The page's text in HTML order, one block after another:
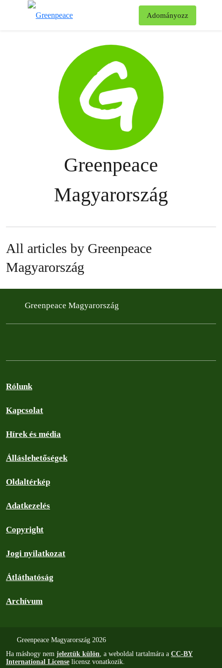
Adományozz
Greenpeace
Magyarország
All articles by Greenpeace
Magyarország
Greenpeace Magyarország
Rólunk
Kapcsolat
Hírek és média
Álláslehetőségek
Oldaltérkép
Adatkezelés
Copyright
Jogi nyilatkozat
Átláthatóság
Archívum
Greenpeace Magyarország 2026
Ha máshogy nem jeleztük külön, a weboldal tartalmára a CC-BY
International License licensz vonatkozik.